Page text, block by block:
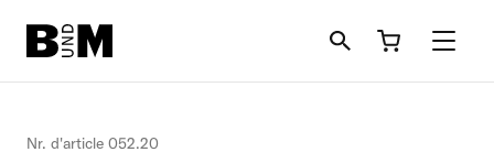
contenu
Bovin
Nr. d'article 052.20